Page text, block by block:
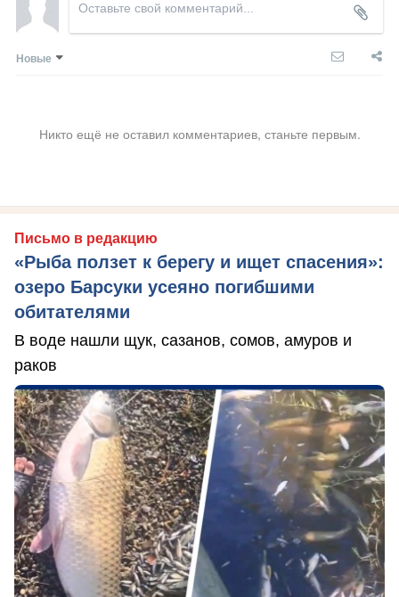
Новые
Никто ещё не оставил комментариев, станьте первым.
Письмо в редакцию
«Рыба ползет к берегу и ищет спасения»:
озеро Барсуки усеяно погибшими
обитателями
В воде нашли щук, сазанов, сомов, амуров и
раков